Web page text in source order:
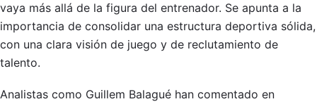
vaya más allá de la figura del entrenador. Se apunta a la
importancia de consolidar una estructura deportiva sólida,
con una clara visión de juego y de reclutamiento de
talento.
Analistas como Guillem Balagué han comentado en